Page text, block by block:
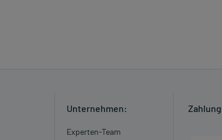
Unternehmen:
Experten-Team